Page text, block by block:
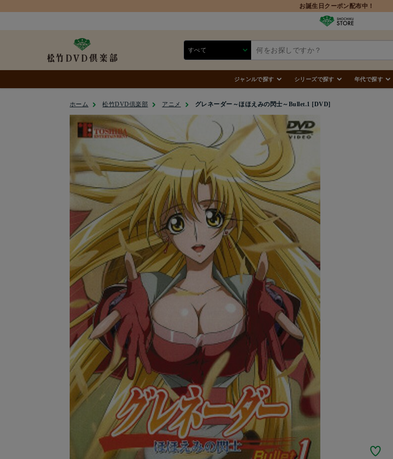
ジャンルで探す シリーズで探す 年代で探す
ホーム 松竹DVD倶楽部 アニメ グレネーダー～ほほえみの閃士～Bullet.1 [DVD]